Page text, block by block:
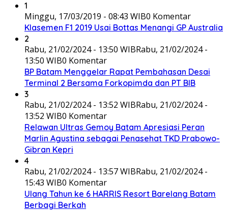
1
Minggu, 17/03/2019 - 08:43 WIB0 Komentar
Klasemen F1 2019 Usai Bottas Menangi GP Australia
2
Rabu, 21/02/2024 - 13:50 WIBRabu, 21/02/2024 -
13:50 WIB0 Komentar
BP Batam Menggelar Rapat Pembahasan Desai
Terminal 2 Bersama Forkopimda dan PT BIB
3
Rabu, 21/02/2024 - 13:52 WIBRabu, 21/02/2024 -
13:52 WIB0 Komentar
Relawan Ultras Gemoy Batam Apresiasi Peran
Marlin Agustina sebagai Penasehat TKD Prabowo-
Gibran Kepri
4
Rabu, 21/02/2024 - 13:57 WIBRabu, 21/02/2024 -
15:43 WIB0 Komentar
Ulang Tahun ke 6 HARRIS Resort Barelang Batam
Berbagi Berkah